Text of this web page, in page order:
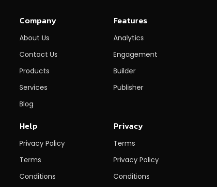
Company
About Us
Contact Us
Products
Services
Blog
Features
Analytics
Engagement
Builder
Publisher
Help
Privacy Policy
Terms
Conditions
Privacy
Terms
Privacy Policy
Conditions